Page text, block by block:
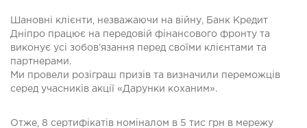
Шановні клієнти, незважаючи на війну, Банк Кредит
Дніпро працює на передовій фінансового фронту та
виконує усі зобов’язання перед своїми клієнтами та
партнерами.
Ми провели розіграш призів та визначили переможців
серед учасників акції «Дарунки коханим».
Отже, 8 сертифікатів номіналом в 5 тис грн в мережу